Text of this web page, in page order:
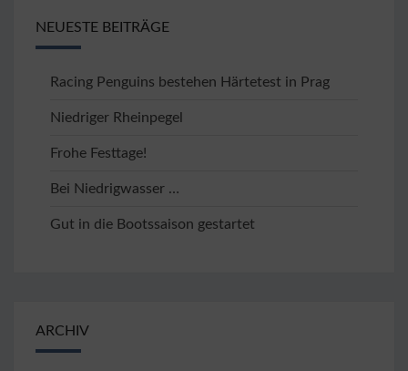
NEUESTE BEITRÄGE
Racing Penguins bestehen Härtetest in Prag
Niedriger Rheinpegel
Frohe Festtage!
Bei Niedrigwasser …
Gut in die Bootssaison gestartet
ARCHIV